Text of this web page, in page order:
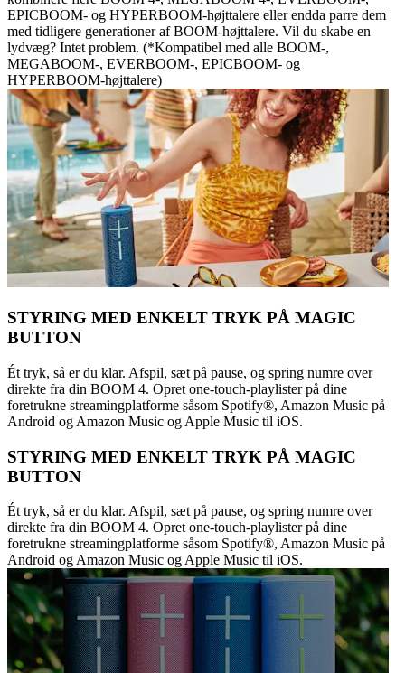
EPICBOOM- og HYPERBOOM-højttalere eller endda parre dem
med tidligere generationer af BOOM-højttalere. Vil du skabe en
lydvæg? Intet problem. (*Kompatibel med alle BOOM-,
MEGABOOM-, EVERBOOM-, EPICBOOM- og
HYPERBOOM-højttalere)
STYRING MED ENKELT TRYK PÅ MAGIC
BUTTON
Ét tryk, så er du klar. Afspil, sæt på pause, og spring numre over
direkte fra din BOOM 4. Opret one-touch-playlister på dine
foretrukne streamingplatforme såsom Spotify®, Amazon Music på
Android og Amazon Music og Apple Music til iOS.
STYRING MED ENKELT TRYK PÅ MAGIC
BUTTON
Ét tryk, så er du klar. Afspil, sæt på pause, og spring numre over
direkte fra din BOOM 4. Opret one-touch-playlister på dine
foretrukne streamingplatforme såsom Spotify®, Amazon Music på
Android og Amazon Music og Apple Music til iOS.